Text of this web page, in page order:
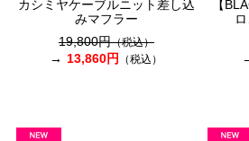
カシミヤケーブルニット差し込
みマフラー
19,800円（税込）
13,860円 （税込）
【